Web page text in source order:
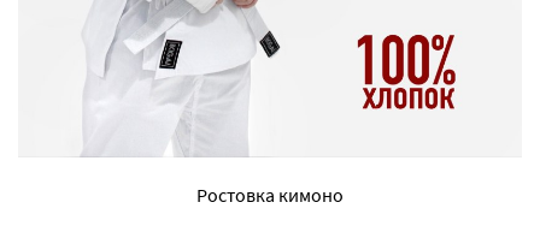
Ростовка кимоно